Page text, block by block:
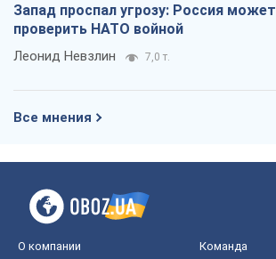
Запад проспал угрозу: Россия может
проверить НАТО войной
Леонид Невзлин 7,0 т.
Все мнения
О компании Команда